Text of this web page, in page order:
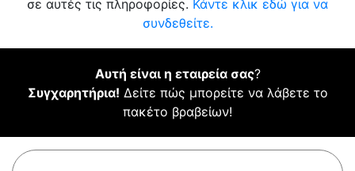
σε αυτές τις πληροφορίες. Κάντε κλικ εδώ για να
συνδεθείτε.
Αυτή είναι η εταιρεία σας?
Συγχαρητήρια! Δείτε πώς μπορείτε να λάβετε το
πακέτο βραβείων!